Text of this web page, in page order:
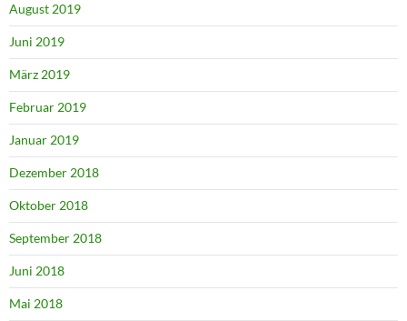
August 2019
Juni 2019
März 2019
Februar 2019
Januar 2019
Dezember 2018
Oktober 2018
September 2018
Juni 2018
Mai 2018